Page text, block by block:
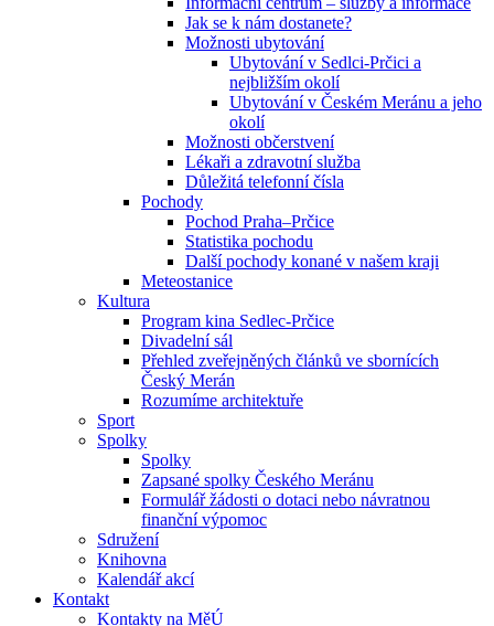
Jak se k nám dostanete?
Možnosti ubytování
Ubytování v Sedlci-Prčici a
nejbližším okolí
Ubytování v Českém Meránu a jeho
okolí
Možnosti občerstvení
Lékaři a zdravotní služba
Důležitá telefonní čísla
Pochody
Pochod Praha–Prčice
Statistika pochodu
Další pochody konané v našem kraji
Meteostanice
Kultura
Program kina Sedlec-Prčice
Divadelní sál
Přehled zveřejněných článků ve sbornících
Český Merán
Rozumíme architektuře
Sport
Spolky
Spolky
Zapsané spolky Českého Meránu
Formulář žádosti o dotaci nebo návratnou
finanční výpomoc
Sdružení
Knihovna
Kalendář akcí
Kontakt
Kontakty na MěÚ